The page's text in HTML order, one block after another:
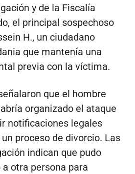
y de la Fiscalía
el principal sospechoso
H., un ciudadano
que mantenía una
previa con la víctima.
que el hombre
organizado el ataque
notificaciones legales
proceso de divorcio. Las
indican que pudo
otra persona para